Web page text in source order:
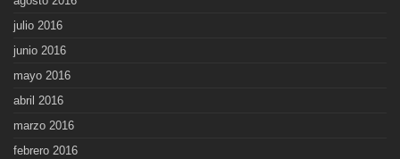
julio 2016
junio 2016
mayo 2016
abril 2016
marzo 2016
febrero 2016